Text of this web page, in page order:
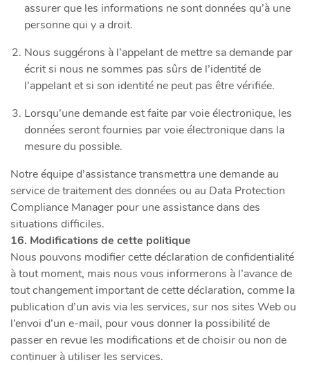
assurer que les informations ne sont données qu’à une
personne qui y a droit.
Nous suggérons à l’appelant de mettre sa demande par
écrit si nous ne sommes pas sûrs de l’identité de
l’appelant et si son identité ne peut pas être vérifiée.
Lorsqu’une demande est faite par voie électronique, les
données seront fournies par voie électronique dans la
mesure du possible.
Notre équipe d’assistance transmettra une demande au
service de traitement des données ou au Data Protection
Compliance Manager pour une assistance dans des
situations difficiles.
16. Modifications de cette politique
Nous pouvons modifier cette déclaration de confidentialité
à tout moment, mais nous vous informerons à l’avance de
tout changement important de cette déclaration, comme la
publication d’un avis via les services, sur nos sites Web ou
l’envoi d’un e-mail, pour vous donner la possibilité de
passer en revue les modifications et de choisir ou non de
continuer à utiliser les services.